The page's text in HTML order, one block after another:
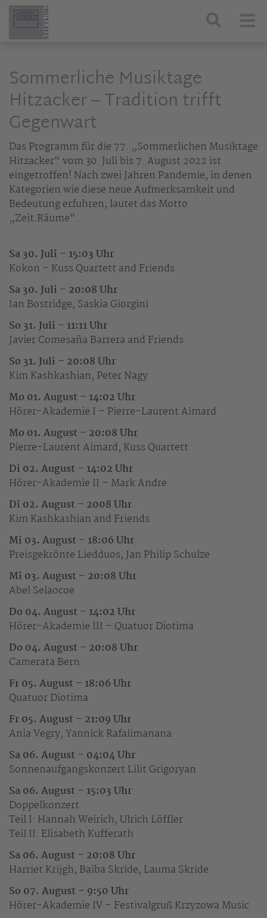
Sommerliche Musiktage
Hitzacker – Tradition trifft
Gegenwart
Das Programm für die 77. „Sommerlichen Musiktage
Hitzacker“ vom 30. Juli bis 7. August 2022 ist
eingetroffen! Nach zwei Jahren Pandemie, in denen
Kategorien wie diese neue Aufmerksamkeit und
Bedeutung erfuhren, lautet das Motto
„Zeit.Räume“.
Sa 30. Juli – 15:03 Uhr
Kokon – Kuss Quartett and Friends
Sa 30. Juli – 20:08 Uhr
Ian Bostridge, Saskia Giorgini
So 31. Juli – 11:11 Uhr
Javier Comesaña Barrera and Friends
So 31. Juli – 20:08 Uhr
Kim Kashkashian, Peter Nagy
Mo 01. August – 14:02 Uhr
Hörer-Akademie I – Pierre-Laurent Aimard
Mo 01. August – 20:08 Uhr
Pierre-Laurent Aimard, Kuss Quartett
Di 02. August – 14:02 Uhr
Hörer-Akademie II – Mark Andre
Di 02. August – 2008 Uhr
Kim Kashkashian and Friends
Mi 03. August – 18:06 Uhr
Preisgekrönte Liedduos, Jan Philip Schulze
Mi 03. August – 20:08 Uhr
Abel Selaocoe
Do 04. August – 14:02 Uhr
Hörer-Akademie III – Quatuor Diotima
Do 04. August – 20:08 Uhr
Camerata Bern
Fr 05. August – 18:06 Uhr
Quatuor Diotima
Fr 05. August – 21:09 Uhr
Ania Vegry, Yannick Rafalimanana
Sa 06. August – 04:04 Uhr
Sonnenaufgangskonzert Lilit Grigoryan
Sa 06. August – 15:03 Uhr
Doppelkonzert
Teil I: Hannah Weirich, Ulrich Löffler
Teil II: Elisabeth Kufferath
Sa 06. August – 20:08 Uhr
Harriet Krijgh, Baiba Skride, Lauma Skride
So 07. August – 9:50 Uhr
Hörer-Akademie IV – Festivalgruß Krzyzowa Music